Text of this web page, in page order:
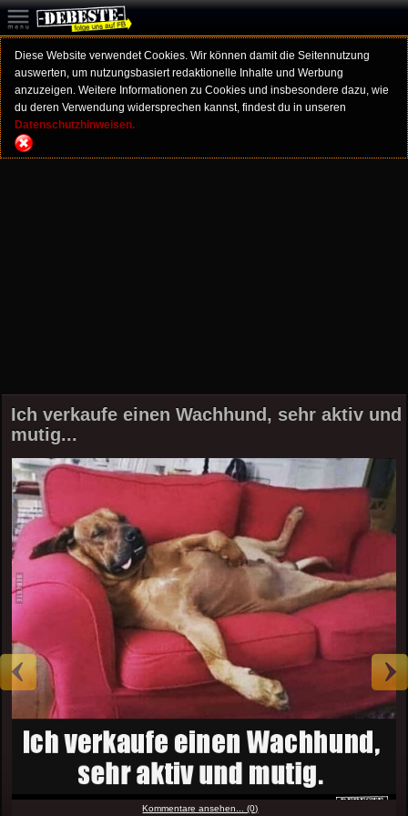
Diese Website verwendet Cookies. Wir können damit die Seitennutzung
auswerten, um nutzungsbasiert redaktionelle Inhalte und Werbung
anzuzeigen. Weitere Informationen zu Cookies und insbesondere dazu, wie
du deren Verwendung widersprechen kannst, findest du in unseren
Datenschutzhinweisen.
Ich verkaufe einen Wachhund, sehr aktiv und
mutig...
Kommentare ansehen... (0)